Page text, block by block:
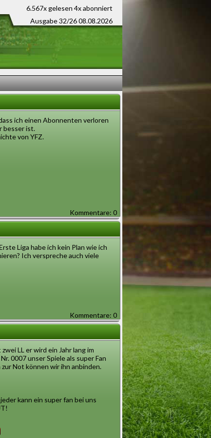
6.567x gelesen 4x abonniert
Ausgabe 32/26 08.08.2026
ich einen Abonnenten verloren
besser ist.
von YFZ.
Kommentare: 0
Liga habe ich kein Plan wie ich
Ich verspreche auch viele
Kommentare: 0
LL er wird ein Jahr lang im
0007 unser Spiele als super Fan
Not können wir ihn anbinden.
kann ein super fan bei uns